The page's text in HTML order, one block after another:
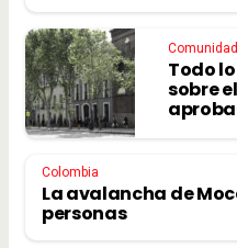
Comunidad
Todo
sobre
Colombia
La avalancha de
personas